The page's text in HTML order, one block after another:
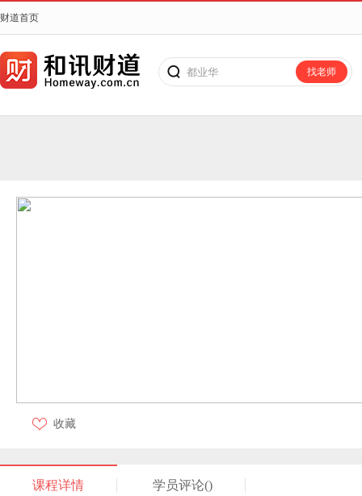
财道首页
都业华 找老师
收藏
课程详情 学员评论()